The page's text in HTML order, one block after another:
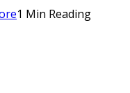
1 Min Reading